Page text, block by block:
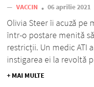
— VACCIN 06 aprilie 2021
Olivia Steer îi acuză
într-o postare menită
restricții. Un medic ATI
instigarea ei la revoltă
+ MAI MULTE